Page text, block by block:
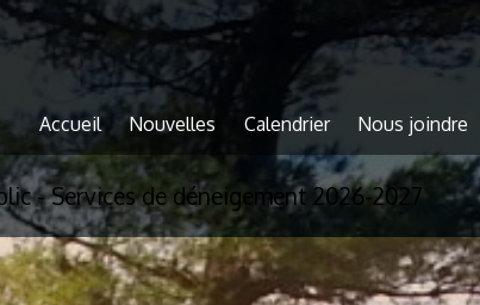
Accueil Nouvelles Calendrier Nous joindre
- Services de déneigement 2026-2027